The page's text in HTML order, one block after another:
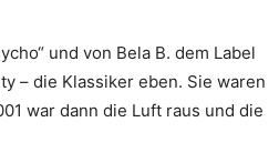
und von Bela B. dem Label
– die Klassiker eben. Sie waren
war dann die Luft raus und die